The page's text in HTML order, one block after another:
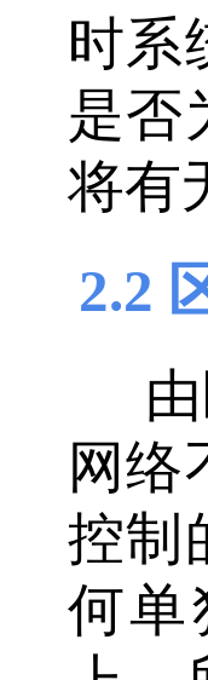
时系
是否
将有
2.2
网络
控制
何单